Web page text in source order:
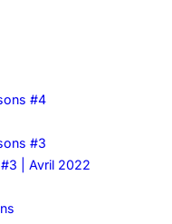
#4
#3
| Avril 2022